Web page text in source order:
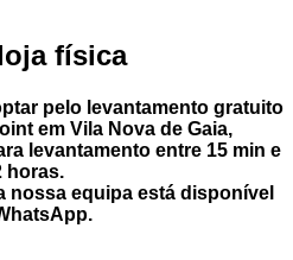
física
pelo levantamento gratuito
em Vila Nova de Gaia,
levantamento entre 15 min e
horas.
nossa equipa está disponível
.